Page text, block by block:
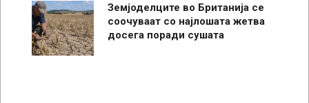
Земјоделците во Британија се
соочуваат со најлошата жетва
досега поради сушата